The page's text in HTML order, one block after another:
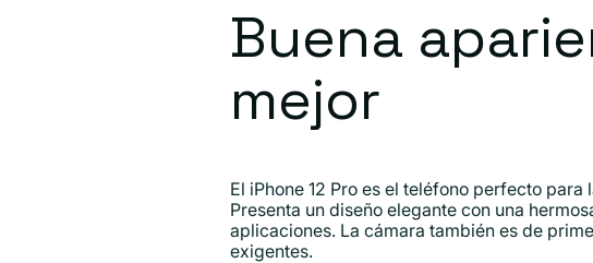
Buena
mejor
El iPhone 12 Pro es el teléfono perfecto
Presenta un diseño elegante con una
aplicaciones. La cámara también es de
exigentes.